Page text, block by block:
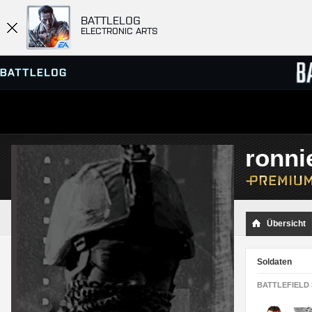
BATTLELOG
ELECTRONIC ARTS
SERVER-BROWSER
MATCHES
Übersicht
Soldaten
BATTLEFIELD